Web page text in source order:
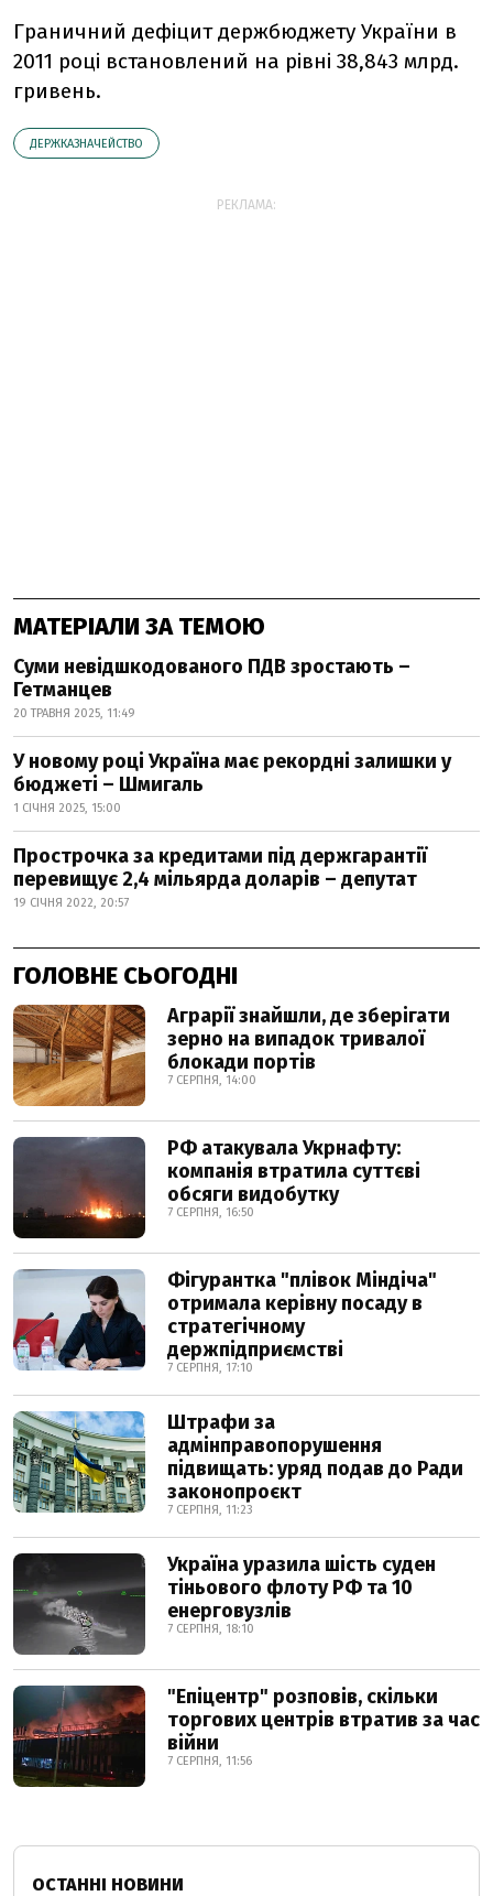
Граничний дефіцит держбюджету України в
2011 році встановлений на рівні 38,843 млрд.
гривень.
ДЕРЖКАЗНАЧЕЙСТВО
РЕКЛАМА:
МАТЕРІАЛИ ЗА ТЕМОЮ
Суми невідшкодованого ПДВ зростають –
Гетманцев
20 ТРАВНЯ 2025, 11:49
У новому році Україна має рекордні залишки у
бюджеті – Шмигаль
1 СІЧНЯ 2025, 15:00
Прострочка за кредитами під держгарантії
перевищує 2,4 мільярда доларів – депутат
19 СІЧНЯ 2022, 20:57
ГОЛОВНЕ СЬОГОДНІ
Аграрії знайшли, де зберігати
зерно на випадок тривалої
блокади портів
7 СЕРПНЯ, 14:00
РФ атакувала Укрнафту:
компанія втратила суттєві
обсяги видобутку
7 СЕРПНЯ, 16:50
Фігурантка "плівок Міндіча"
отримала керівну посаду в
стратегічному
держпідприємстві
7 СЕРПНЯ, 17:10
Штрафи за
адмінправопорушення
підвищать: уряд подав до Ради
законопроєкт
7 СЕРПНЯ, 11:23
Україна уразила шість суден
тіньового флоту РФ та 10
енерговузлів
7 СЕРПНЯ, 18:10
"Епіцентр" розповів, скільки
торгових центрів втратив за час
війни
7 СЕРПНЯ, 11:56
ОСТАННІ НОВИНИ